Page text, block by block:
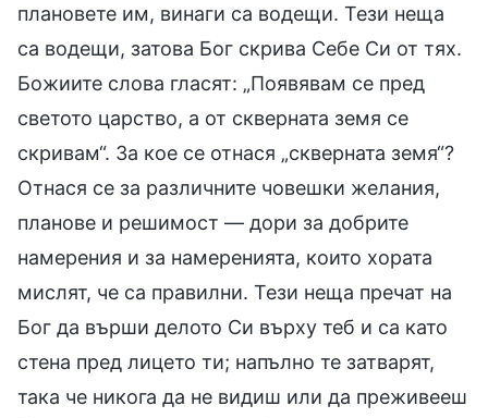
плановете им, винаги са водещи. Тези неща
са водещи, затова Бог скрива Себе Си от тях.
Божиите слова гласят: „Появявам се пред
светото царство, а от скверната земя се
скривам“. За кое се отнася „скверната земя“?
Отнася се за различните човешки желания,
планове и решимост — дори за добрите
намерения и за намеренията, които хората
мислят, че са правилни. Тези неща пречат на
Бог да върши делото Си върху теб и са като
стена пред лицето ти; напълно те затварят,
така че никога да не видиш или да преживееш